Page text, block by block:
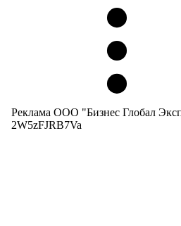
Реклама ООО "Бизнес Глобал
2W5zFJRB7Va